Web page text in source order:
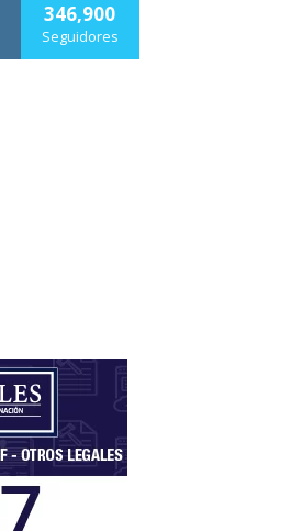
346,900
Seguidores